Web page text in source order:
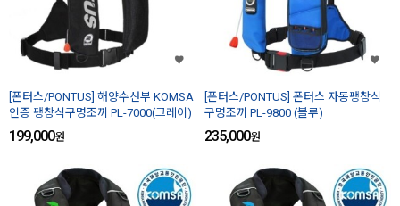
[폰터스/PONTUS] 해양수산부 KOMSA
인증 팽창식구명조끼 PL-7000(그레이)
199,000원
[폰터스/PONTUS] 폰터스 자동팽창식
구명조끼 PL-9800 (블루)
235,000원